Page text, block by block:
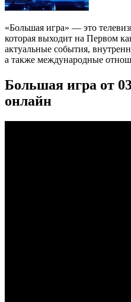
«Большая игра» — это
которая выходит на Первом
актуальные события,
а также международные
Большая игра от
онлайн